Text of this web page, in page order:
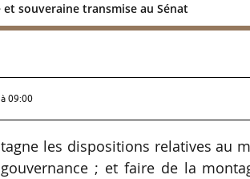
souveraine transmise au Sénat
vivante et
09:00
les dispositions relatives au
; et faire de la